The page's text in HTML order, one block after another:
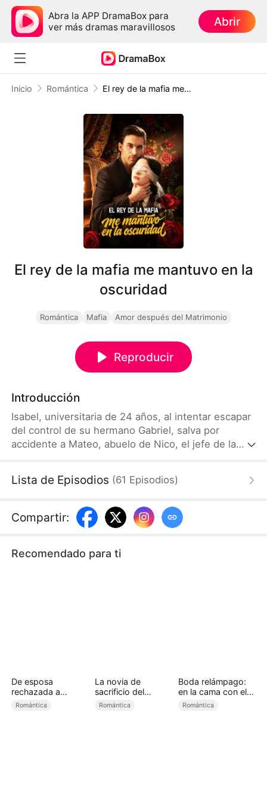
Abra la APP DramaBox para
ver más dramas maravillosos
Abrir
Inicio Romántica El rey de la mafia me mantuvo en la oscuridad
El rey de la mafia me mantuvo en la
oscuridad
Romántica Mafia Amor después del Matrimonio
Reproducir
Introducción
Isabel, universitaria de 24 años, al intentar escapar
del control de su hermano Gabriel, salva por
accidente a Mateo, abuelo de Nico, el jefe de la
matrimonio repentino entre Isabel y Nico.
hermano, Nico oculta su verdadera identidad y
finge ser pobre para ponerla a prueba.
Lista de Episodios (61 Episodios)
Compartir:
Recomendado para ti
De esposa
rechazada a
princesa licántropa
Romántica
La novia de
sacrificio del
príncipe alfa
Romántica
Boda relámpago:
en la cama con el
presidente
Romántica